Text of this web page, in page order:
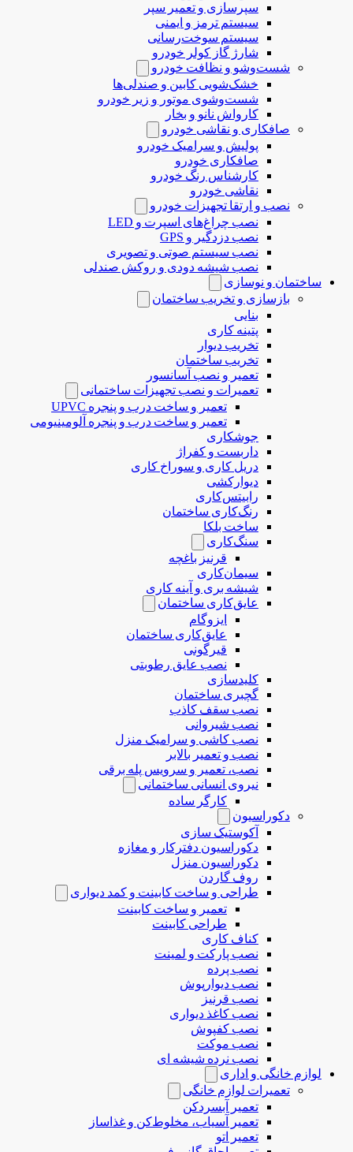
سپرسازی و تعمیر سپر
سیستم ترمز و ایمنی
سیستم سوخت‌رسانی
شارژ گاز کولر خودرو
شست‌وشو و نظافت خودرو
خشک‌شویی کابین و صندلی‌ها
شست‌وشوی موتور و زیر خودرو
کارواش نانو و بخار
صافکاری و نقاشی خودرو
پولیش و سرامیک خودرو
صافکاری خودرو
کارشناس رنگ خودرو
نقاشی خودرو
نصب و ارتقا تجهیزات خودرو
نصب چراغ‌های اسپرت و LED
نصب دزدگیر و GPS
نصب سیستم صوتی و تصویری
نصب شیشه دودی و روکش صندلی
ساختمان و نوسازی
بازسازی و تخریب ساختمان
بنایی
پتینه کاری
تخریب دیوار
تخریب ساختمان
تعمیر و نصب آسانسور
تعمیرات و نصب تجهیزات ساختمانی
تعمیر و ساخت درب و پنجره UPVC
تعمیر و ساخت درب و پنجره آلومینیومی
جوشکاری
داربست و کفراژ
دریل کاری و سوراخ کاری
دیوارکشی
رابیتس‌کاری
رنگ‌کاری ساختمان
ساخت بلکا
سنگ‌کاری
قرنیز باغچه
سیمان‌کاری
شیشه بری و آینه کاری
عایق‌کاری ساختمان
ایزوگام
عایق‌کاری ساختمان
قیرگونی
نصب عایق رطوبتی
کلیدسازی
گچبری ساختمان
نصب سقف کاذب
نصب شیروانی
نصب کاشی و سرامیک منزل
نصب و تعمیر بالابر
نصب، تعمیر و سرویس پله برقی
نیروی انسانی ساختمانی
کارگر ساده
دکوراسیون
آکوستیک سازی
دکوراسیون دفترکار و مغازه
دکوراسیون منزل
روف گاردن
طراحی و ساخت کابینت و کمد دیواری
تعمیر و ساخت کابینت
طراحی کابینت
کناف کاری
نصب پارکت و لمینت
نصب پرده
نصب دیوارپوش
نصب قرنیز
نصب کاغذ دیواری
نصب کفپوش
نصب موکت
نصب نرده شیشه ای
لوازم خانگی و اداری
تعمیرات لوازم خانگی
تعمیر آبسردکن
تعمیر آسیاب، مخلوط‌کن و غذاساز
تعمیر اتو